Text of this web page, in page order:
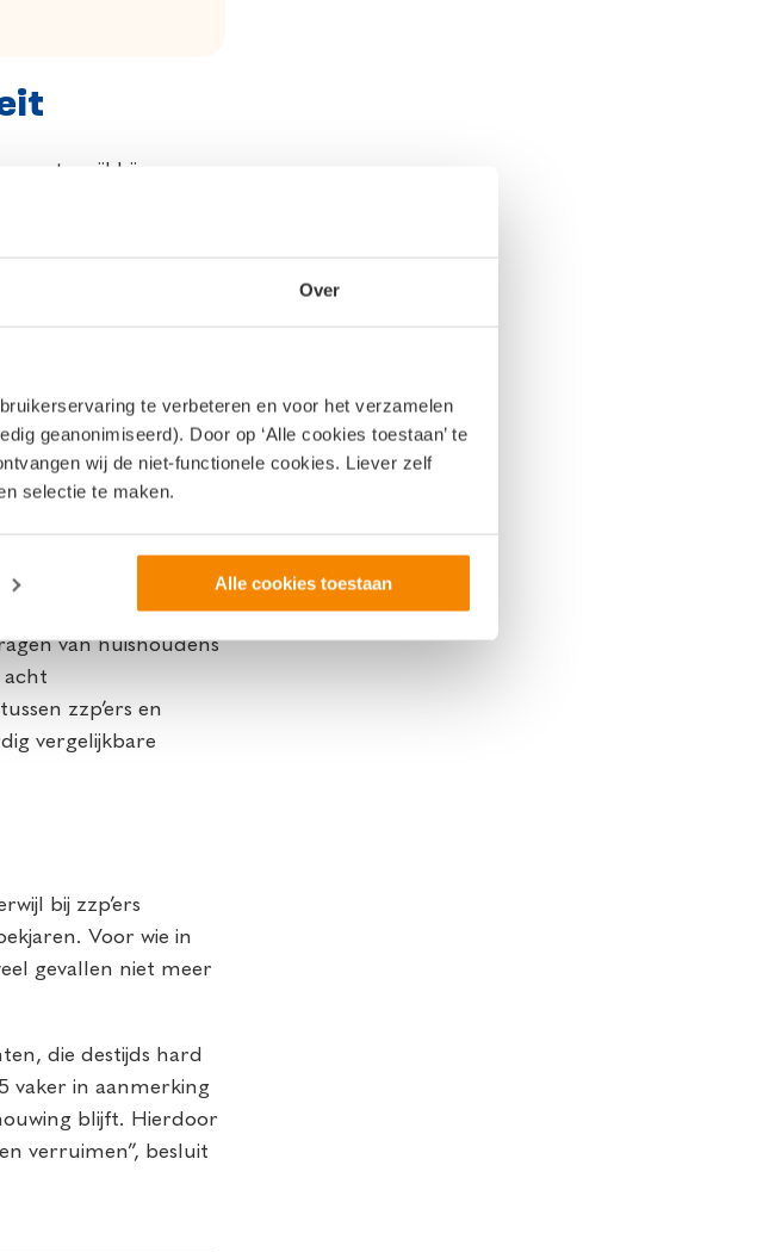
Over
te verbeteren en voor het verzamelen
geanonimiseerd). Door op ‘Alle cookies toestaan’ te
wij de niet-functionele cookies. Liever zelf
selectie te maken.
Alle cookies toestaan
terwijl bij een
is. “Een
minder
ander belangrijk
zware
overstappen naar
naar loondienst
Veel zzp’ers
automatisch
van huishoudens
acht
zzp’ers en
vergelijkbare
bij zzp’ers
Voor wie in
gevallen niet meer
die destijds hard
vaker in aanmerking
blijft. Hierdoor
verruimen”, besluit